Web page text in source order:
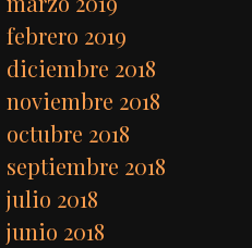
febrero 2019
diciembre 2018
noviembre 2018
octubre 2018
septiembre 2018
julio 2018
junio 2018